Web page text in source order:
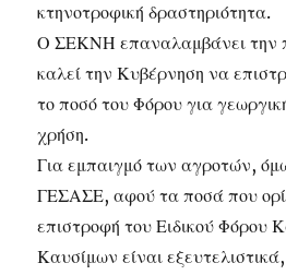
κτηνοτροφική δραστηριότητα.
Ο ΣΕΚΝΗ επαναλαμβάνει την
καλεί την Κυβέρνηση να
το ποσό του Φόρου για
χρήση.
Για εμπαιγμό των αγροτών,
ΓΕΣΑΣΕ, αφού τα ποσά που
επιστροφή του Ειδικού Φόρου
Καυσίμων είναι